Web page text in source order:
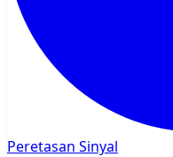
Peretasan Sinyal